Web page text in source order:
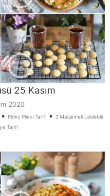
25 Kasım
2020
• Pirinç Pilavı Tarifi •
3 Malzemeli Leblebili
Tarifi